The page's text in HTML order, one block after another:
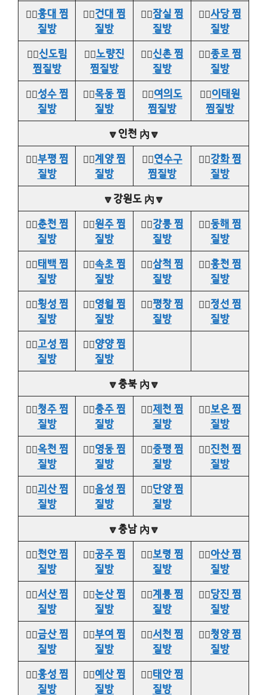
👉🏻홍대 찜
질방
👉🏻건대 찜
질방
👉🏻잠실 찜
질방
👉🏻사당 찜
질방
👉🏻신도림
찜질방
👉🏻노량진
찜질방
👉🏻신촌 찜
질방
👉🏻종로 찜
질방
👉🏻성수 찜
질방
👉🏻목동 찜
질방
👉🏻여의도
찜질방
👉🏻이태원
찜질방
🔽인천 內🔽
👉🏻부평 찜
질방
👉🏻계양 찜
질방
👉🏻연수구
찜질방
👉🏻강화 찜
질방
🔽강원도 內🔽
👉🏻춘천 찜
질방
👉🏻원주 찜
질방
👉🏻강릉 찜
질방
👉🏻동해 찜
질방
👉🏻태백 찜
질방
👉🏻속초 찜
질방
👉🏻삼척 찜
질방
👉🏻홍천 찜
질방
👉🏻횡성 찜
질방
👉🏻영월 찜
질방
👉🏻평창 찜
질방
👉🏻정선 찜
질방
👉🏻고성 찜
질방
👉🏻양양 찜
질방
🔽충북 內🔽
👉🏻청주 찜
질방
👉🏻충주 찜
질방
👉🏻제천 찜
질방
👉🏻보은 찜
질방
👉🏻옥천 찜
질방
👉🏻영동 찜
질방
👉🏻증평 찜
질방
👉🏻진천 찜
질방
👉🏻괴산 찜
질방
👉🏻음성 찜
질방
👉🏻단양 찜
질방
🔽충남 內🔽
👉🏻천안 찜
질방
👉🏻공주 찜
질방
👉🏻보령 찜
질방
👉🏻아산 찜
질방
👉🏻서산 찜
질방
👉🏻논산 찜
질방
👉🏻계룡 찜
질방
👉🏻당진 찜
질방
👉🏻금산 찜
질방
👉🏻부여 찜
질방
👉🏻서천 찜
질방
👉🏻청양 찜
질방
👉🏻홍성 찜
질방
👉🏻예산 찜
질방
👉🏻태안 찜
질방